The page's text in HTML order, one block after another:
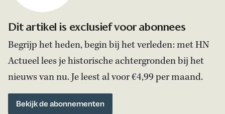
Dit artikel is exclusief voor abonnees
Begrijp het heden, begin bij het verleden: met HN
Actueel lees je historische achtergronden bij het
nieuws van nu. Je leest al voor €4,99 per maand.
Bekijk de abonnementen